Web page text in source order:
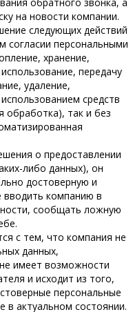
на новости компании.
следующих действий
согласии персональными
хранение,
передачу
удаление,
средств
обработка), так и без
о предоставлении
либо данных), он
достоверную и
компанию в
сообщать ложную
с тем, что компания не
данных,
имеет возможности
и исходит из того,
персональные
в актуальном состоянии.